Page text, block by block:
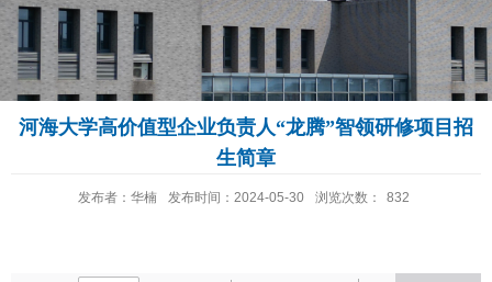
河海大学高价值型企业负责人“龙腾”智领研修项目招
生简章
发布者：华楠 发布时间：2024-05-30 浏览次数： 832